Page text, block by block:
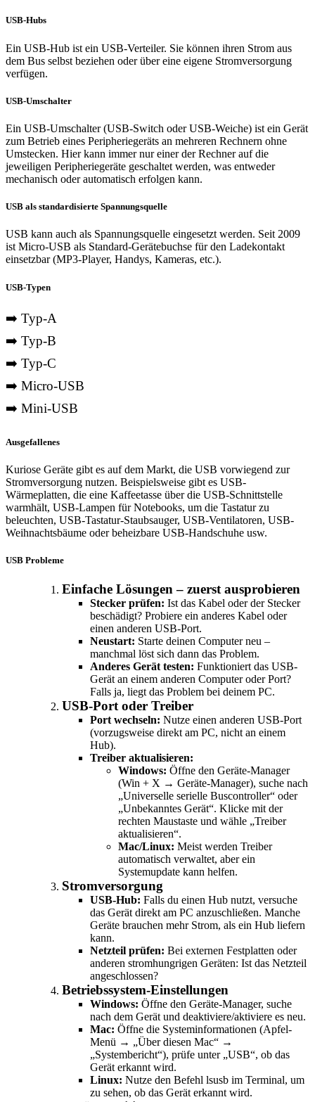
USB-Hubs
Ein USB-Hub ist ein USB-Verteiler. Sie können ihren Strom aus
dem Bus selbst beziehen oder über eine eigene Stromversorgung
verfügen.
USB-Umschalter
Ein USB-Umschalter (USB-Switch oder USB-Weiche) ist ein Gerät
zum Betrieb eines Peripheriegeräts an mehreren Rechnern ohne
Umstecken. Hier kann immer nur einer der Rechner auf die
jeweiligen Peripheriegeräte geschaltet werden, was entweder
mechanisch oder automatisch erfolgen kann.
USB als standardisierte Spannungsquelle
USB kann auch als Spannungsquelle eingesetzt werden. Seit 2009
ist Micro-USB als Standard-Gerätebuchse für den Ladekontakt
einsetzbar (MP3-Player, Handys, Kameras, etc.).
USB-Typen
➡️ Typ-A
➡️ Typ-B
➡️ Typ-C
➡️ Micro-USB
➡️ Mini-USB
Ausgefallenes
Kuriose Geräte gibt es auf dem Markt, die USB vorwiegend zur
Stromversorgung nutzen. Beispielsweise gibt es USB-
Wärmeplatten, die eine Kaffeetasse über die USB-Schnittstelle
warmhält, USB-Lampen für Notebooks, um die Tastatur zu
beleuchten, USB-Tastatur-Staubsauger, USB-Ventilatoren, USB-
Weihnachtsbäume oder beheizbare USB-Handschuhe usw.
USB Probleme
Einfache Lösungen – zuerst ausprobieren
Stecker prüfen: Ist das Kabel oder der Stecker
beschädigt? Probiere ein anderes Kabel oder
einen anderen USB-Port.
Neustart: Starte deinen Computer neu –
manchmal löst sich dann das Problem.
Anderes Gerät testen: Funktioniert das USB-
Gerät an einem anderen Computer oder Port?
Falls ja, liegt das Problem bei deinem PC.
USB-Port oder Treiber
Port wechseln: Nutze einen anderen USB-Port
(vorzugsweise direkt am PC, nicht an einem
Hub).
Treiber aktualisieren:
Windows: Öffne den Geräte-Manager
(Win + X → Geräte-Manager), suche nach
„Universelle serielle Buscontroller“ oder
„Unbekanntes Gerät“. Klicke mit der
rechten Maustaste und wähle „Treiber
aktualisieren“.
Mac/Linux: Meist werden Treiber
automatisch verwaltet, aber ein
Systemupdate kann helfen.
Stromversorgung
USB-Hub: Falls du einen Hub nutzt, versuche
das Gerät direkt am PC anzuschließen. Manche
Geräte brauchen mehr Strom, als ein Hub liefern
kann.
Netzteil prüfen: Bei externen Festplatten oder
anderen stromhungrigen Geräten: Ist das Netzteil
angeschlossen?
Betriebssystem-Einstellungen
Windows: Öffne den Geräte-Manager, suche
nach dem Gerät und deaktiviere/aktiviere es neu.
Mac: Öffne die Systeminformationen (Apfel-
Menü → „Über diesen Mac“ →
„Systembericht“), prüfe unter „USB“, ob das
Gerät erkannt wird.
Linux: Nutze den Befehl lsusb im Terminal, um
zu sehen, ob das Gerät erkannt wird.